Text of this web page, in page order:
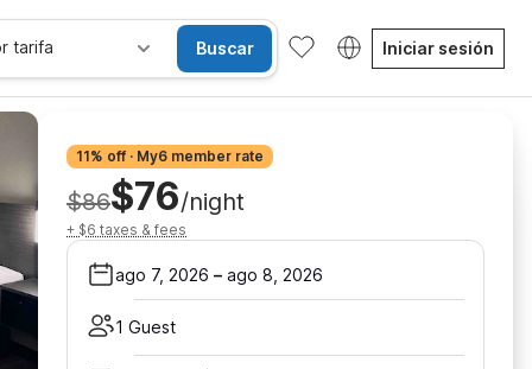
tarifa Buscar Iniciar sesión
11% off · My6 member rate
$86$76/night
+ $6 taxes & fees
ago 7, 2026 – ago 8, 2026
1 Guest